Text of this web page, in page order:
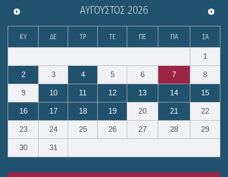
ΑΎΓΟΥΣΤΟΣ 2026
ΚΥ ΔΕ ΤΡ ΤΕ ΠΕ ΠΑ ΣΑ
1
2 3 4 5 6 7 8
9 10 11 12 13 14 15
16 17 18 19 20 21 22
23 24 25 26 27 28 29
30 31